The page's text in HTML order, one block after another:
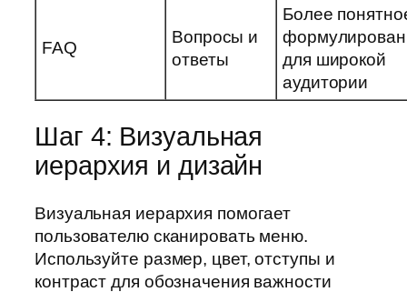
FAQ
Вопросы и
ответы
Более
для широкой
аудитории
Шаг 4: Визуальная
иерархия и дизайн
Визуальная иерархия помогает
пользователю сканировать меню.
Используйте размер, цвет, отступы и
контраст для обозначения важности